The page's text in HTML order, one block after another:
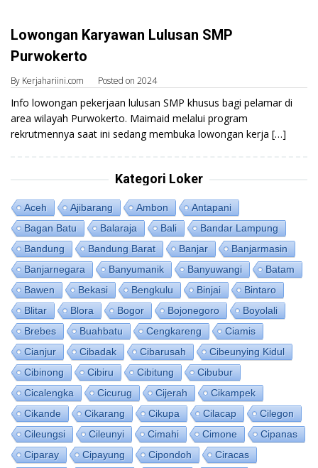
Lowongan Karyawan Lulusan SMP
Purwokerto
By Kerjahariini.com Posted on 2024
Info lowongan pekerjaan lulusan SMP khusus bagi pelamar di
area wilayah Purwokerto. Maimaid melalui program
rekrutmennya saat ini sedang membuka lowongan kerja […]
Kategori Loker
Aceh Ajibarang Ambon
Antapani
Bagan Batu
Balaraja Bali
Bandar Lampung
Bandung
Bandung Barat Banjar
Banjarmasin
Banjarnegara
Banyumanik Banyuwangi
Batam
Bawen
Bekasi Bengkulu Binjai
Bintaro
Blitar
Blora Bogor Bojonegoro
Boyolali
Brebes
Buahbatu Cengkareng
Ciamis
Cianjur
Cibadak Cibarusah
Cibeunying Kidul
Cibinong
Cibiru Cibitung
Cibubur
Cicalengka
Cicurug Cijerah
Cikampek
Cikande
Cikarang Cikupa Cilacap
Cilegon
Cileungsi
Cileunyi Cimahi Cimone
Cipanas
Ciparay
Cipayung Cipondoh
Ciracas